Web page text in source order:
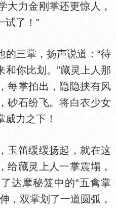
大力金刚掌还更惊人，
试了！”
的三掌，扬声说道：“待
和你比划。”藏灵上人那
每掌拍出，隐隐挟有风
砂石纷飞。将白
少女
力之下！
玉笛缓缓扬起，就在这
给藏灵上人一掌震塌，
达摩秘笈中的“五禽掌
，双掌划了一道圆弧，